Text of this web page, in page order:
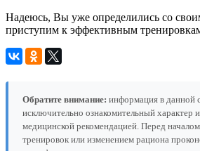
Надеюсь, Вы уже определились со
приступим к эффективным
Обратите внимание: информация в данной
исключительно ознакомительный характер и
медицинской рекомендацией. Перед
тренировок или изменением рациона